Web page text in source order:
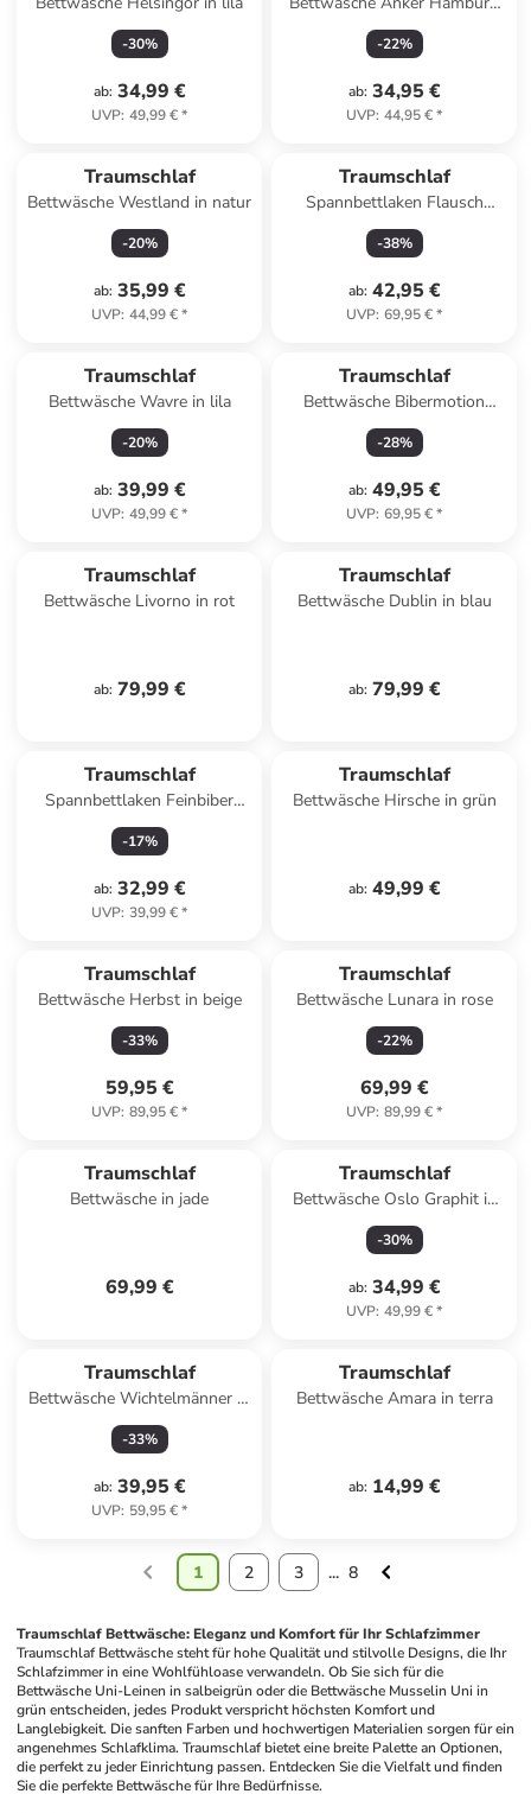
-30%
ab: 34,99 €
UVP: 49,99 €*
in blau
-22%
ab: 34,95 €
UVP: 44,95 €*
Traumschlaf
Bettwäsche Westland in natur
-20%
ab: 35,99 €
UVP: 44,99 €*
Traumschlaf
Spannbettlaken Flausch
Frottee in weiss
-38%
ab: 42,95 €
UVP: 69,95 €*
Traumschlaf
Bettwäsche Wavre in lila
-20%
ab: 39,99 €
UVP: 49,99 €*
Traumschlaf
Bettwäsche Bibermotion
redgraphit in rubin
-28%
ab: 49,95 €
UVP: 69,95 €*
Traumschlaf
Bettwäsche Livorno in rot
ab: 79,99 €
Traumschlaf
Bettwäsche Dublin in blau
ab: 79,99 €
Traumschlaf
Spannbettlaken Feinbiber
Boxspring in ecru
-17%
ab: 32,99 €
UVP: 39,99 €*
Traumschlaf
Bettwäsche Hirsche in grün
ab: 49,99 €
Traumschlaf
Bettwäsche Herbst in beige
-33%
59,95 €
UVP: 89,95 €*
Traumschlaf
Bettwäsche Lunara in rose
-22%
69,99 €
UVP: 89,99 €*
Traumschlaf
Bettwäsche in jade
69,99 €
Traumschlaf
Bettwäsche Oslo Graphit in
anthrazit
-30%
ab: 34,99 €
UVP: 49,99 €*
Traumschlaf
Bettwäsche Wichtelmänner in
rot
-33%
ab: 39,95 €
UVP: 59,95 €*
Traumschlaf
Bettwäsche Amara in terra
ab: 14,99 €
1 2 3 ... 8
Traumschlaf Bettwäsche: Eleganz und Komfort für Ihr Schlafzimmer
Traumschlaf Bettwäsche steht für hohe Qualität und stilvolle Designs, die Ihr
Schlafzimmer in eine Wohlfühloase verwandeln. Ob Sie sich für die
Bettwäsche Uni-Leinen in salbeigrün oder die Bettwäsche Musselin Uni in
grün entscheiden, jedes Produkt verspricht höchsten Komfort und
Langlebigkeit. Die sanften Farben und hochwertigen Materialien sorgen für ein
angenehmes Schlafklima. Traumschlaf bietet eine breite Palette an Optionen,
die perfekt zu jeder Einrichtung passen. Entdecken Sie die Vielfalt und finden
Sie die perfekte Bettwäsche für Ihre Bedürfnisse.